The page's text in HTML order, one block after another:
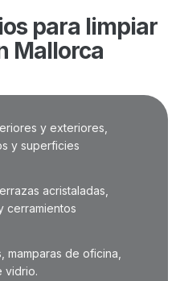
para limpiar
Mallorca
y exteriores,
y superficies
acristaladas,
cerramientos
mamparas de oficina,
vidrio.